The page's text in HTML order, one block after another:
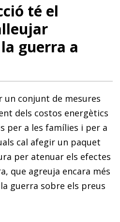
té el
guerra a
un conjunt de mesures
dels costos energètics
per a les famílies i per a
cal afegir un paquet
per atenuar els efectes
que agreuja encara més
guerra sobre els preus